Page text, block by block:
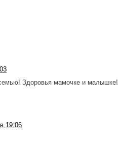
Здоровья мамочке и малышке!
19:06